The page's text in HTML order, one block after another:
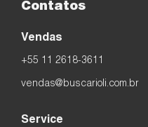
Contatos
Vendas
+55 11 2618-3611
vendas@buscarioli.com.br
Service